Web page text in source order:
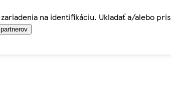
na identifikáciu. Ukladať a/alebo